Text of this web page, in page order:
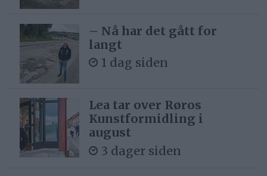
– Nå har det gått for
langt
1 dag siden
Lea tar over Røros
Kunstformidling i
august
3 dager siden